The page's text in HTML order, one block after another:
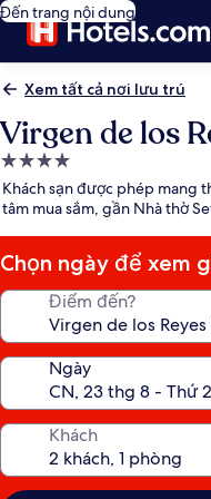
Đến trang nội dung
Xem tất cả nơi lưu trú
Virgen de los
Nơi
lưu
trú
4.0
sao
Khách sạn được phép mang
tâm mua sắm, gần Nhà thờ
Chọn ngày để xem
Điểm đến?
Ngày
Khách